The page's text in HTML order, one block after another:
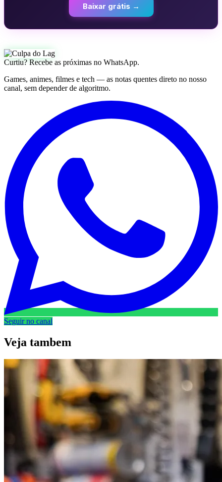
Baixar grátis →
Curtiu? Recebe as próximas no WhatsApp.
Games, animes, filmes e tech — as notas quentes direto no nosso
canal, sem depender de algoritmo.
Seguir no canal
Veja tambem